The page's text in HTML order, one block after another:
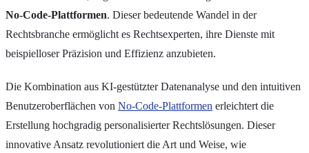
No-Code-Plattformen. Dieser bedeutende Wandel in der
Rechtsbranche ermöglicht es Rechtsexperten, ihre Dienste mit
beispielloser Präzision und Effizienz anzubieten.
Die Kombination aus KI-gestützter Datenanalyse und den intuitiven
Benutzeroberflächen von No-Code-Plattformen erleichtert die
Erstellung hochgradig personalisierter Rechtslösungen. Dieser
innovative Ansatz revolutioniert die Art und Weise, wie